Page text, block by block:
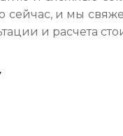
сейчас, и мы
и расчета